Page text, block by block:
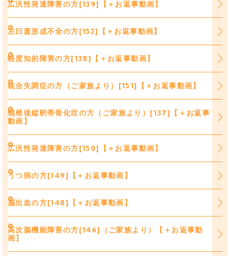
広汎性発達障害の方[139]【＋お返事動画】
左臼蓋形成不全の方[152]【＋お返事動画】
軽度知的障害の方[138]【＋お返事動画】
統合失調症の方（ご家族より）[151]【＋お返事動画】
頸椎後縦靭帯骨化症の方（ご家族より）[137]【＋お返事
動画】
広汎性発達障害の方[150]【＋お返事動画】
うつ病の方[149]【＋お返事動画】
脳出血の方[148]【＋お返事動画】
高次脳機能障害の方[146]（ご家族より）【＋お返事動
画】